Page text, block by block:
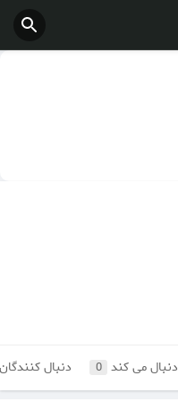
دنبال می کند 0 دنبال